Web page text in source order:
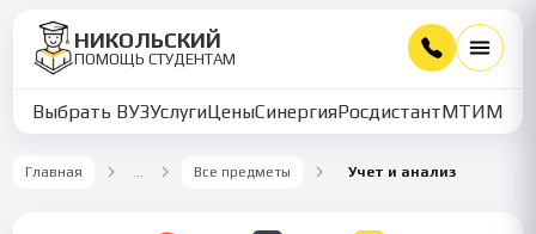
НИКОЛЬСКИЙ
ПОМОЩЬ СТУДЕНТАМ
Выбрать ВУЗУслугиЦеныСинергияРосдистантМТИММУ
Главная … Все предметы Учет и анализ